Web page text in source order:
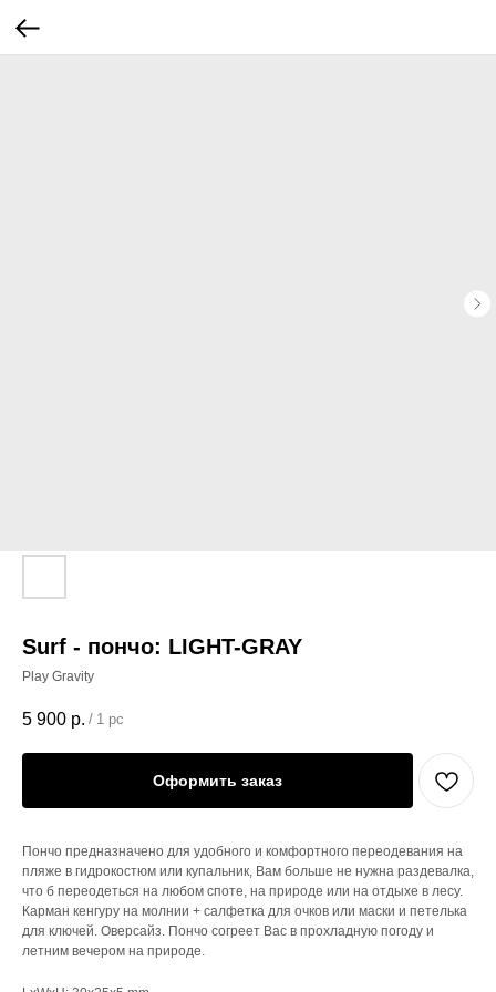
Surf - пончо: LIGHT-GRAY
Play Gravity
5 900 р. / 1 pc
Оформить заказ
Пончо предназначено для удобного и комфортного переодевания на
пляже в гидрокостюм или купальник, Вам больше не нужна раздевалка,
что б переодеться на любом споте, на природе или на отдыхе в лесу.
Карман кенгуру на молнии + салфетка для очков или маски и петелька
для ключей. Оверсайз. Пончо согреет Вас в прохладную погоду и
летним вечером на природе.